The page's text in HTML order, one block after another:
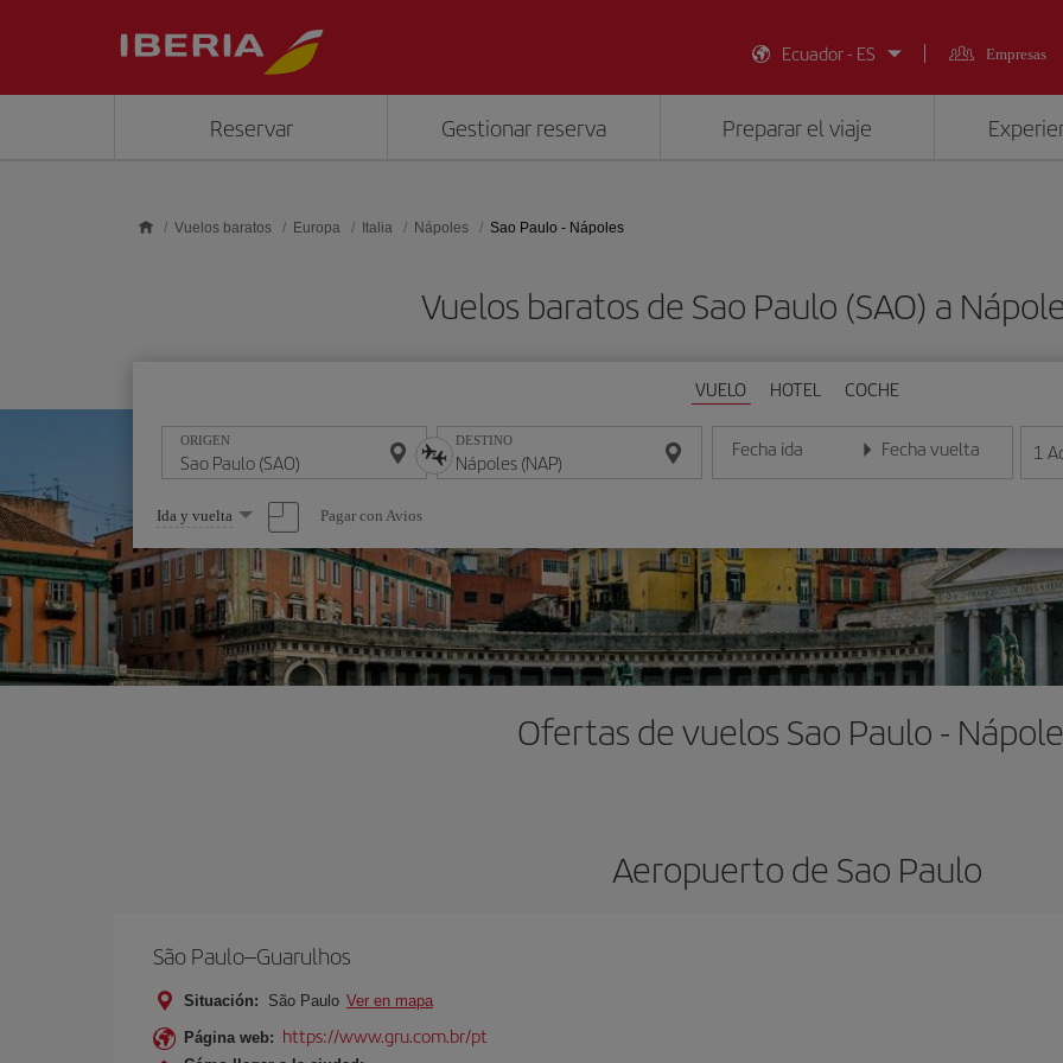
Ecuador - ES
Empresas
Reservar Gestionar reserva Preparar el viaje
Vuelos baratos Europa Italia Nápoles Sao Paulo - Nápoles
Vuelos baratos de Sao Paulo (SAO) a
VUELO HOTEL COCHE
ORIGEN DESTINO Fecha ida
Introduce la fecha en formato día/mes/año
Fecha vuelta
Introduce la fecha en 1
Seleccione
una
opción
Ida y vuelta Pagar con Avios
Ofertas de vuelos Sao Paulo -
Aeropuerto de Sao Paulo
São Paulo–Guarulhos
Situación: São Paulo Ver en mapa
Página web: https://www.gru.com.br/pt